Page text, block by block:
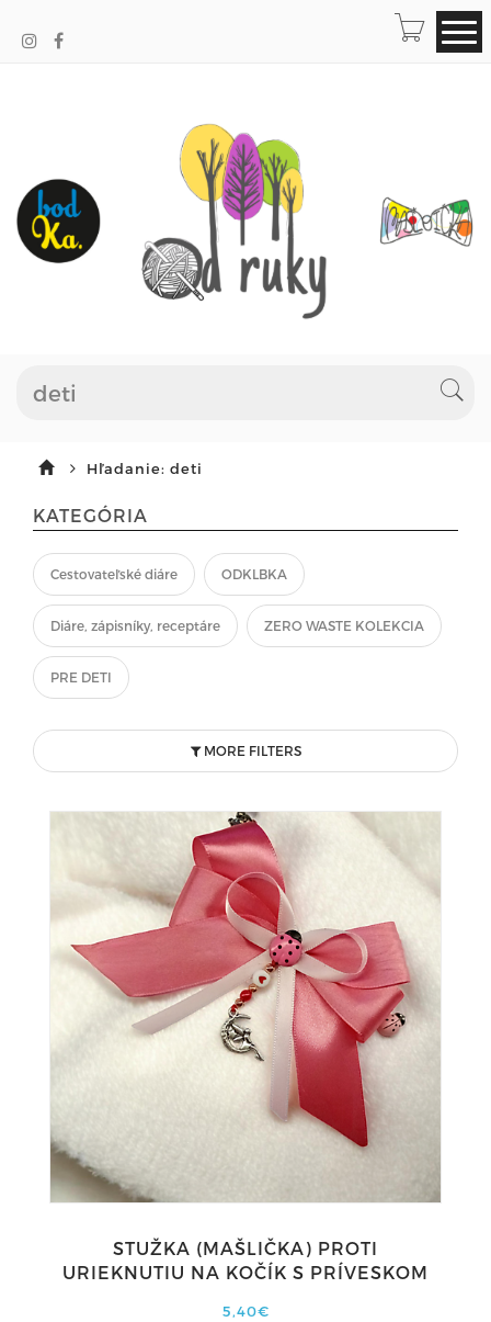
Hľadanie: deti
KATEGÓRIA
Cestovateľské diáre ODKLBKA
Diáre, zápisníky, receptáre ZERO WASTE KOLEKCIA
PRE DETI
MORE FILTERS
STUŽKA (MAŠLIČKA) PROTI
URIEKNUTIU NA KOČÍK S PRÍVESKOM
5,40€